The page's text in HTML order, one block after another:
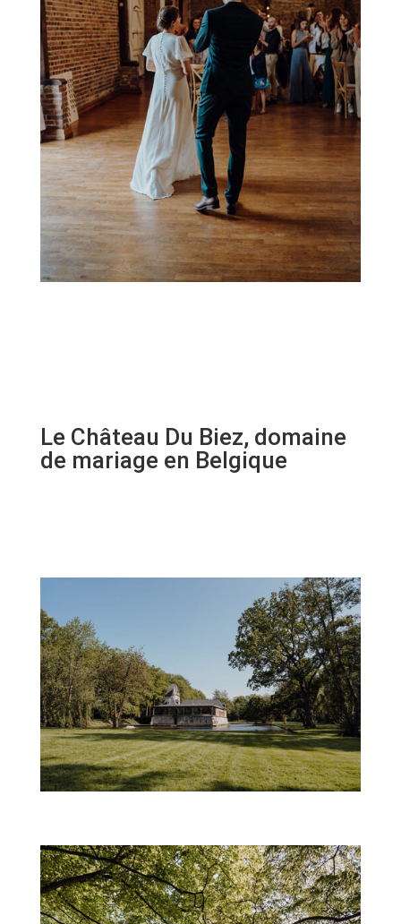
Le Château Du Biez, domaine
de mariage en Belgique